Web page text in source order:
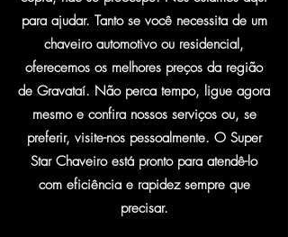
para ajudar. Tanto se você necessita de um
chaveiro automotivo ou residencial,
oferecemos os melhores preços da região
de Gravataí. Não perca tempo, ligue agora
mesmo e confira nossos serviços ou, se
preferir, visite-nos pessoalmente. O Super
Star Chaveiro está pronto para atendê-lo
com eficiência e rapidez sempre que
precisar.